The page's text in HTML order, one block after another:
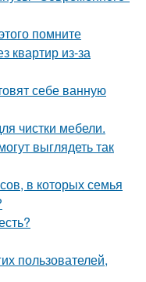
помните
квартир из-за
себе ванную
чистки мебели.
выглядеть так
в которых семья
пользователей,